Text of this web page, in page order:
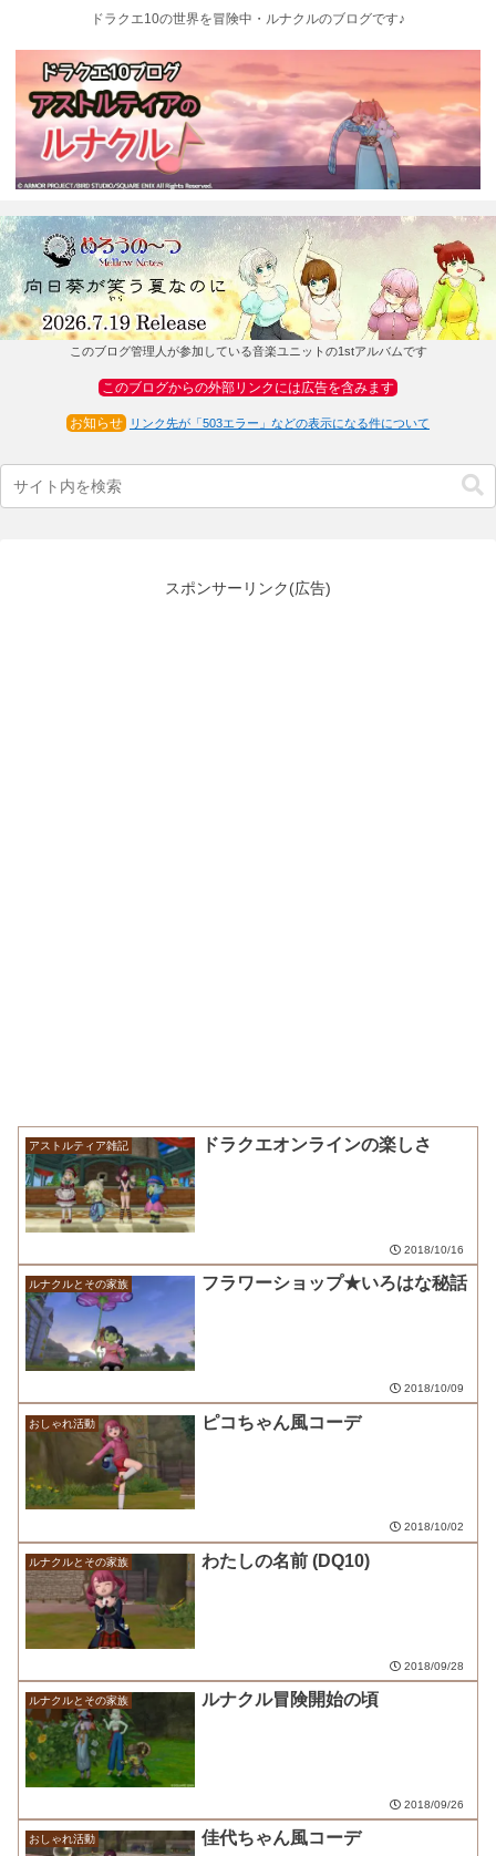
ドラクエ10の世界を冒険中・ルナクルのブログです♪
このブログ管理人が参加している音楽ユニットの1stアルバムです
このブログからの外部リンクには広告を含みます
お知らせ リンク先が「503エラー」などの表示になる件について
スポンサーリンク(広告)
アストルティア雑記 ドラクエオンラインの楽しさ
2018/10/16
ルナクルとその家族 フラワーショップ★いろはな秘話
2018/10/09
おしゃれ活動 ピコちゃん風コーデ
2018/10/02
ルナクルとその家族 わたしの名前 (DQ10)
2018/09/28
ルナクルとその家族 ルナクル冒険開始の頃
2018/09/26
おしゃれ活動 佳代ちゃん風コーデ